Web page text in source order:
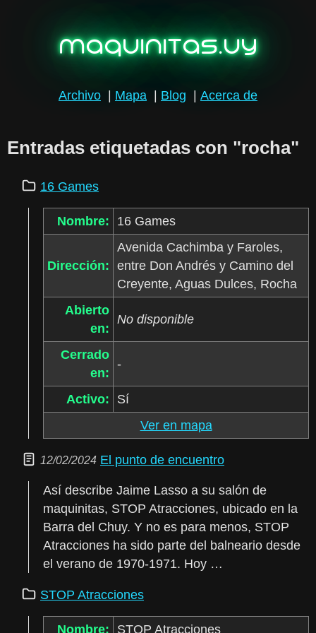
maquinitas.uy
Archivo Mapa Blog Acerca de
Entradas etiquetadas con "rocha"
16 Games
Nombre: 16 Games
Dirección:
Avenida Cachimba y Faroles,
entre Don Andrés y Camino del
Creyente, Aguas Dulces, Rocha
Abierto
en:
No disponible
Cerrado
en:
-
Activo:
Sí
Ver en mapa
12/02/2024 El punto de encuentro
Así describe Jaime Lasso a su salón de
maquinitas, STOP Atracciones, ubicado en la
Barra del Chuy. Y no es para menos, STOP
Atracciones ha sido parte del balneario desde
el verano de 1970-1971. Hoy …
STOP Atracciones
Nombre: STOP Atracciones